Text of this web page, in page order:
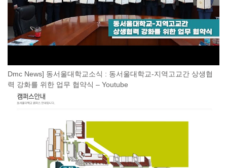
Dmc News] 동서울대학교소식 : 동서울대학교-지역고교간 상생협
력 강화를 위한 업무 협약식 – Youtube